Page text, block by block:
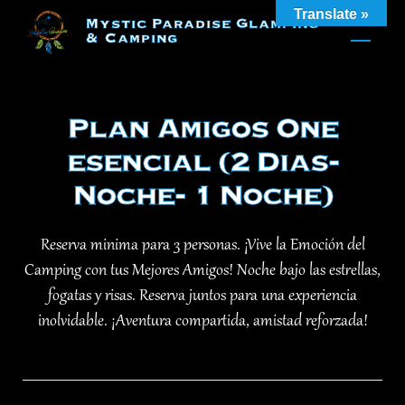
Skip
content
Mystic Paradise Glamping
& Camping
Plan Amigos One
esencial (2 Dias-
Noche- 1 Noche)
Reserva minima para 3 personas. ¡Vive la Emoción del
Camping con tus Mejores Amigos! Noche bajo las estrellas,
fogatas y risas. Reserva juntos para una experiencia
inolvidable. ¡Aventura compartida, amistad reforzada!
Translate »